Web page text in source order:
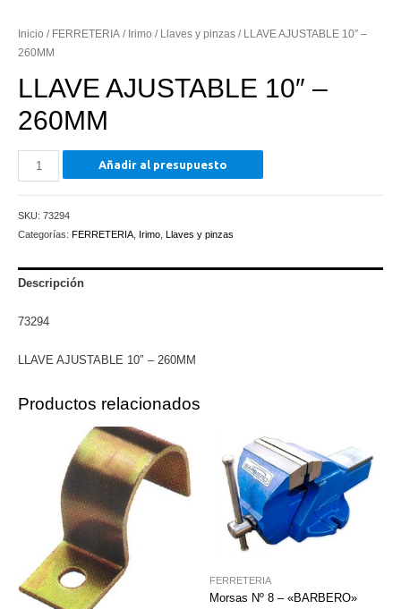
Inicio / FERRETERIA / Irimo / Llaves y pinzas / LLAVE AJUSTABLE 10″ –
260MM
LLAVE AJUSTABLE 10″ –
260MM
LLAVE
AJUSTABLE
-
260MM
Añadir al presupuesto
SKU: 73294
Categorías: FERRETERIA Irimo Llaves y pinzas
Descripción
73294
LLAVE AJUSTABLE 10″ – 260MM
Productos relacionados
FERRETERIA
Morsas Nº 8 – «BARBERO»